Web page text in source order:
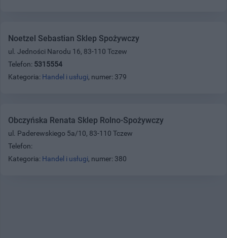
Noetzel Sebastian Sklep Spożywczy
ul. Jedności Narodu 16, 83-110 Tczew
Telefon: 5315554
Kategoria: Handel i usługi, numer: 379
Obczyńska Renata Sklep Rolno-Spożywczy
ul. Paderewskiego 5a/10, 83-110 Tczew
Telefon:
Kategoria: Handel i usługi, numer: 380